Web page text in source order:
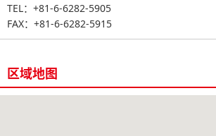
TEL：+81-6-6282-5905
FAX：+81-6-6282-5915
区域地图